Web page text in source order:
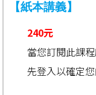
【紙本講義】
240元
當您訂閱此課
先登入以確定